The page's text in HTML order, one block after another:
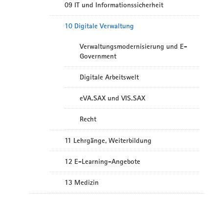
09 IT und Informationssicherheit
10 Digitale Verwaltung
Verwaltungsmodernisierung und E-
Government
Digitale Arbeitswelt
eVA.SAX und VIS.SAX
Recht
11 Lehrgänge, Weiterbildung
12 E-Learning-Angebote
13 Medizin